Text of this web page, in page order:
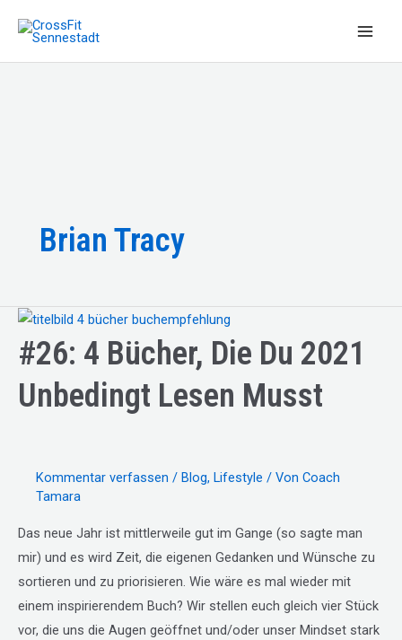
Inhalt
springen
Brian Tracy
#26: 4 Bücher, Die Du 2021
Unbedingt Lesen Musst
Kommentar verfassen / Blog, Lifestyle / Von Coach
Tamara
Das neue Jahr ist mittlerweile gut im Gange (so sagte man
mir) und es wird Zeit, die eigenen Gedanken und Wünsche zu
sortieren und zu priorisieren. Wie wäre es mal wieder mit
einem inspirierendem Buch? Wir stellen euch gleich vier Stück
vor, die uns die Augen geöffnet und/oder unser Mindset stark